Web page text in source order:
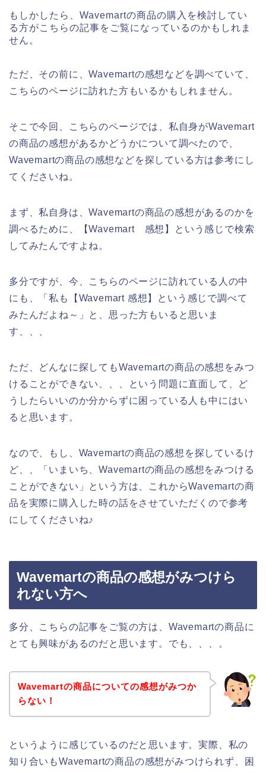
もしかしたら、Wavemartの商品の購入を検討してい
る方がこちらの記事をご覧になっているのかもしれま
せん。
ただ、その前に、Wavemartの感想などを調べていて、
こちらのページに訪れた方もいるかもしれません。
そこで今回、こちらのページでは、私自身がWavemart
の商品の感想があるかどうかについて調べたので、
Wavemartの商品の感想などを探している方は参考にし
てくださいね。
まず、私自身は、Wavemartの商品の感想があるのかを
調べるために、【Wavemart 感想】という感じで検索
してみたんですよね。
多分ですが、今、こちらのページに訪れている人の中
にも、「私も【Wavemart 感想】という感じで調べて
みたんだよね～」と、思った方もいると思いま
す、、、
ただ、どんなに探してもWavemartの商品の感想をみつ
けることができない、、、という問題に直面して、ど
うしたらいいのか分からずに困っている人も中にはい
ると思います。
なので、もし、Wavemartの商品の感想を探しているけ
ど、、「いまいち、Wavemartの商品の感想をみつける
ことができない」という方は、これからWavemartの商
品を実際に購入した時の話をさせていただくので参考
にしてくださいね♪
Wavemartの商品の感想がみつけら
れない方へ
多分、こちらの記事をご覧の方は、Wavemartの商品に
とても興味があるのだと思います。でも、、、。
Wavemartの商品についての感想がみつか
らない！
というように感じているのだと思います。実際、私の
知り合いもWavemartの商品の感想がみつけられず、困